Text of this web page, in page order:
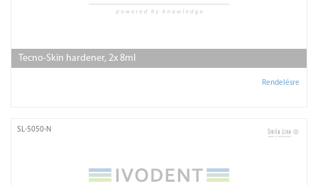
Tecno-Skin hardener, 2x 8ml
Rendelésre
SL-5050-N